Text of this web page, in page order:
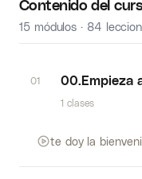
Contenido del
15 módulos · 84
01 00.Empieza
1 clases
te doy la